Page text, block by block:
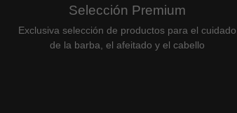
Selección Premium
Exclusiva selección de productos para el cuidado
de la barba, el afeitado y el cabello